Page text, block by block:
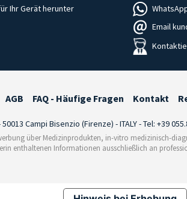
Ihr Gerät herunter
Email
AGB FAQ - Häufige Fragen Kontakt
Campi Bisenzio (Firenze) - ITALY - Tel: +39
über Medizinprodukten, in-vitro medizinisch-
enthaltenen Informationen ausschließlich an